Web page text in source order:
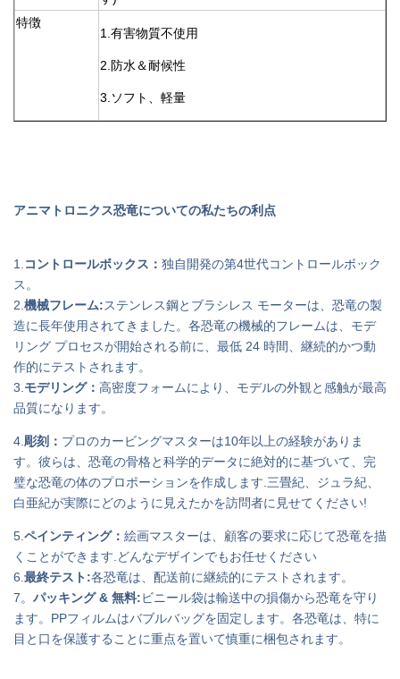
特徴
1.有害物質不使用
2.防水＆耐候性
3.ソフト、軽量
アニマトロニクス恐竜についての私たちの利点
1. コントロールボックス： 独自開発の第4世代コントロールボック
ス。
2. 機械フレーム:ステンレス鋼とブラシレス モーターは、恐竜の製
造に長年使用されてきました。各恐竜の機械的フレームは、モデ
リング プロセスが開始される前に、最低 24 時間、継続的かつ動
作的にテストされます。
3. モデリング： 高密度フォームにより、モデルの外観と感触が最高
品質になります。
4. 彫刻： プロのカービングマスターは10年以上の経験がありま
す。彼らは、恐竜の骨格と科学的データに絶対的に基づいて、完
璧な恐竜の体のプロポーションを作成します.三畳紀、ジュラ紀、
白亜紀が実際にどのように見えたかを訪問者に見せてください!
5. ペインティング： 絵画マスターは、顧客の要求に応じて恐竜を描
くことができます.どんなデザインでもお任せください
6. 最終テスト:各恐竜は、配送前に継続的にテストされます。
7。 パッキング & 無料:ビニール袋は輸送中の損傷から恐竜を守り
ます。PPフィルムはバブルバッグを固定します。各恐竜は、特に
目と口を保護することに重点を置いて慎重に梱包されます。